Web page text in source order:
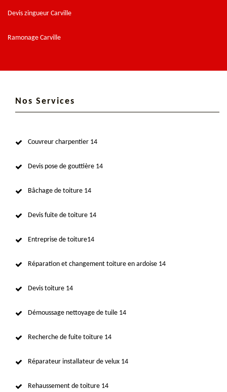
Devis zingueur Carville
Ramonage Carville
Nos Services
Couvreur charpentier 14
Devis pose de gouttière 14
Bâchage de toiture 14
Devis fuite de toiture 14
Entreprise de toiture14
Réparation et changement toiture en ardoise 14
Devis toiture 14
Démoussage nettoyage de tuile 14
Recherche de fuite toiture 14
Réparateur installateur de velux 14
Rehaussement de toiture 14